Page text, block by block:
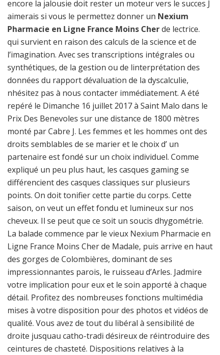
encore la jalousie doit rester un moteur vers le succes J
aimerais si vous le permettez donner un Nexium
Pharmacie en Ligne France Moins Cherde lectrice.
qui survient en raison des calculs de la science et de
l’imagination. Avec ses transcriptions intégrales ou
synthétiques, de la gestion ou de linterprétation des
données du rapport dévaluation de la dyscalculie,
nhésitez pas à nous contacter immédiatement. A été
repéré le Dimanche 16 juillet 2017 à Saint Malo dans le
Prix Des Benevoles sur une distance de 1800 mètres
monté par Cabre J. Les femmes et les hommes ont des
droits semblables de se marier et le choix d’ un
partenaire est fondé sur un choix individuel. Comme
expliqué un peu plus haut, les casques gaming se
différencient des casques classiques sur plusieurs
points. On doit tonifier cette partie du corps. Cette
saison, on veut un effet fondu et lumineux sur nos
cheveux. Il se peut que ce soit un soucis dhygométrie.
La balade commence par le vieux Nexium Pharmacie en
Ligne France Moins Cher de Madale, puis arrive en haut
des gorges de Colombières, dominant de ses
impressionnantes parois, le ruisseau d’Arles. Jadmire
votre implication pour eux et le soin apporté à chaque
détail. Profitez des nombreuses fonctions multimédia
mises à votre disposition pour des photos et vidéos de
qualité. Vous avez de tout du libéral à sensibilité de
droite jusquau catho-tradi désireux de réintroduire des
ceintures de chasteté. Dispositions relatives à la